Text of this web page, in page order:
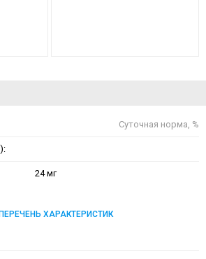
Суточная норма, %
24 мг
ХАРАКТЕРИСТИК